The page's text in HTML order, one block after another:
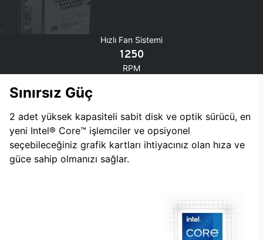
Hızlı Fan Sistemi
1250
RPM
Sınırsız Güç
2 adet yüksek kapasiteli sabit disk ve optik sürücü, en
yeni Intel® Core™ işlemciler ve opsiyonel
seçebileceğiniz grafik kartları ihtiyacınız olan hıza ve
güce sahip olmanızı sağlar.